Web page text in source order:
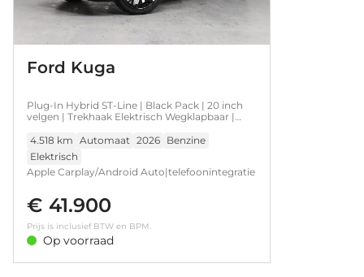
Ford Kuga
Plug-In Hybrid ST-Line | Black Pack | 20 inch
velgen | Trekhaak Elektrisch Wegklapbaar |
4.518 km Automaat 2026 Benzine
Elektrisch
Apple Carplay/Android Auto|telefoonintegratie
instrumentenpaneel • Stuurwiel verwarmd •
Achteruitrijcamera • Elektrisch glazen
panorama-dak • Keyless entry • Keyless start •
Trekhaak elektrisch uitklapbaar • Verwarmde
€ 41.900
Prijs is inclusief BTW en BPM.
Op voorraad